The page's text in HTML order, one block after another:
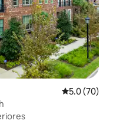
Calificación
5.0 (70)